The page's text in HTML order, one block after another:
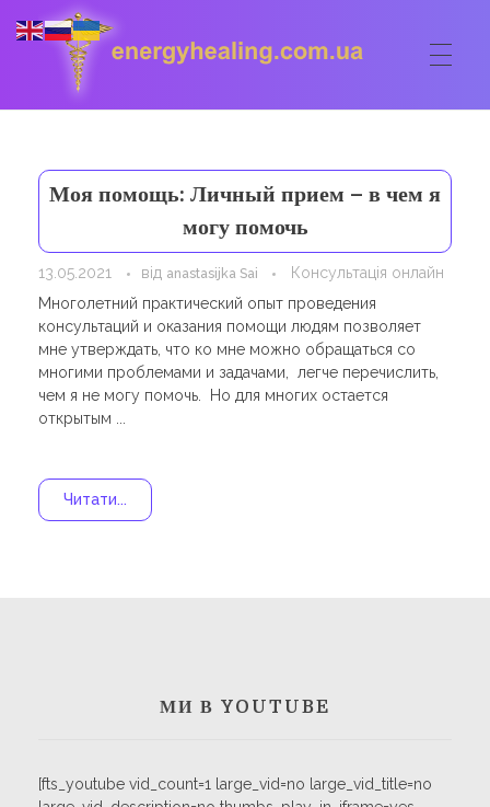
Energyhealing
Анастасія медіум,контактер,щоденник медіума,Майстер,цілительство,карма терапія,консультація онлайн,астрологія
ФОРУМ
ДОПОМОГА
Консультація онлайн
Сеанси
Астрологія
Очищення житла
ШКОЛА
Кодекс
Ангельське цілительство
Навчання
КОРИСНЕ
Сакральні тури
Карти Духів
КОНТАКТИ
Моя помощь: Личный прием – в чем я
могу помочь
13.05.2021 від anastasijka Sai
Консультація онлайн
Многолетний практический опыт проведения
консультаций и оказания помощи людям позволяет
мне утверждать, что ко мне можно обращаться со
многими проблемами и задачами, легче перечислить,
чем я не могу помочь. Но для многих остается
открытым ...
Читати...
МИ В YOUTUBE
[fts_youtube vid_count=1 large_vid=no large_vid_title=no